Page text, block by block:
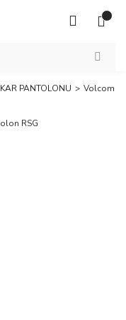
KAR PANTOLONU Volcom